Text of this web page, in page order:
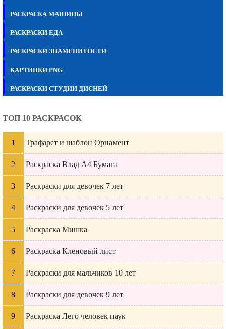
РАСКРАСКА МАШИНЫ
РАСКРАСКИ ЕДА
РАСКРАСКИ ЗНАМЕНИТОСТИ
КАРТИНКИ PNG
РАСКРАСКИ СТУДИИ ДИСНЕЙ
ТОП 10 РАСКРАСОК
Трафарет и шаблон Орнамент
Раскраска Влад А4 Бумага
Раскраски для девочек 7 лет
Раскраски для девочек 5 лет
Раскраска Мишка
Раскраска Кленовый лист
Раскраски для мальчиков 10 лет
Раскраски для девочек 9 лет
Раскраска Лего человек паук